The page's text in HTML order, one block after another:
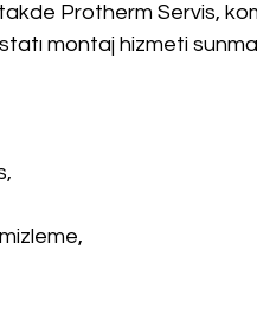
Protherm Servis,
montaj hizmeti